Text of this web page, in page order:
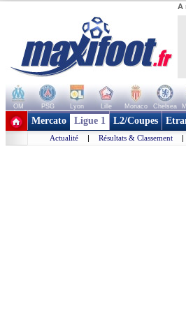
A
OM PSG Lyon Lille Monaco Chelsea
+ de clubs
Mercato Ligue 1 L2/Coupes
Actualité | Résultats & Classement |